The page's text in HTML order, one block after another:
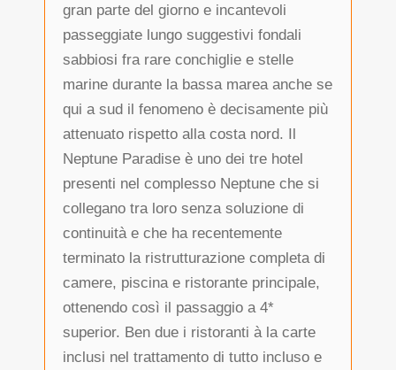
gran parte del giorno e incantevoli
passeggiate lungo suggestivi fondali
sabbiosi fra rare conchiglie e stelle
marine durante la bassa marea anche se
qui a sud il fenomeno è decisamente più
attenuato rispetto alla costa nord. Il
Neptune Paradise è uno dei tre hotel
presenti nel complesso Neptune che si
collegano tra loro senza soluzione di
continuità e che ha recentemente
terminato la ristrutturazione completa di
camere, piscina e ristorante principale,
ottenendo così il passaggio a 4*
superior. Ben due i ristoranti à la carte
inclusi nel trattamento di tutto incluso e